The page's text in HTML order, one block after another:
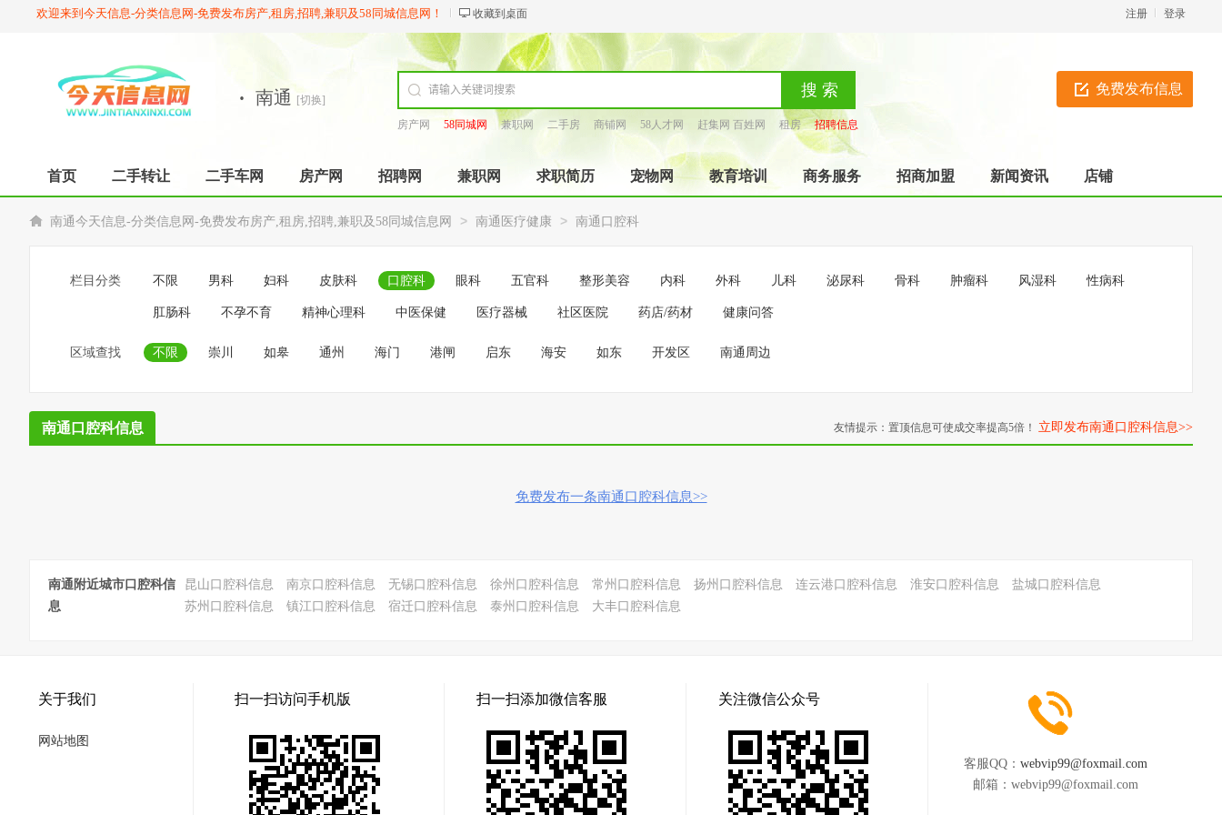
欢迎来到今天信息-分类信息网-免费发布房产,租房,招聘,兼职及58同城信息网！ 收藏到桌面 登录
注册
免费发布信息
· 南通
[切换]
房产网
58同城网 兼职网 二手房 商铺网 58人才网 赶集网 百姓网 租房
招聘信息
首页 二手转让 二手车网 房产网 招聘网 兼职网 求职简历 宠物网 教育培训 商务服务 招商加盟 新闻资讯 店铺
南通今天信息-分类信息网-免费发布房产,租房,招聘,兼职及58同城信息网 > 南通医疗健康 > 南通口腔科
栏目分类 不限 男科 妇科 皮肤科 口腔科 眼科 五官科 整形美容 内科 外科 儿科 泌尿科 骨科 肿瘤科 风湿科 性病科
肛肠科 不孕不育 精神心理科 中医保健 医疗器械 社区医院 药店/药材 健康问答
区域查找 不限 崇川 如皋 通州 海门 港闸 启东 海安 如东 开发区 南通周边
南通口腔科信息 友情提示：置顶信息可使成交率提高5倍！ 立即发布南通口腔科信息>>
免费发布一条南通口腔科信息>>
南通附近城市口腔科信
息
昆山口腔科信息 南京口腔科信息 无锡口腔科信息 徐州口腔科信息 常州口腔科信息 扬州口腔科信息 连云港口腔科信息 淮安口腔科信息
盐城口腔科信息
苏州口腔科信息
镇江口腔科信息 宿迁口腔科信息 泰州口腔科信息 大丰口腔科信息
关于我们
网站地图
扫一扫访问手机版 扫一扫添加微信客服 关注微信公众号
客服QQ： webvip99@foxmail.com
邮箱： webvip99@foxmail.com